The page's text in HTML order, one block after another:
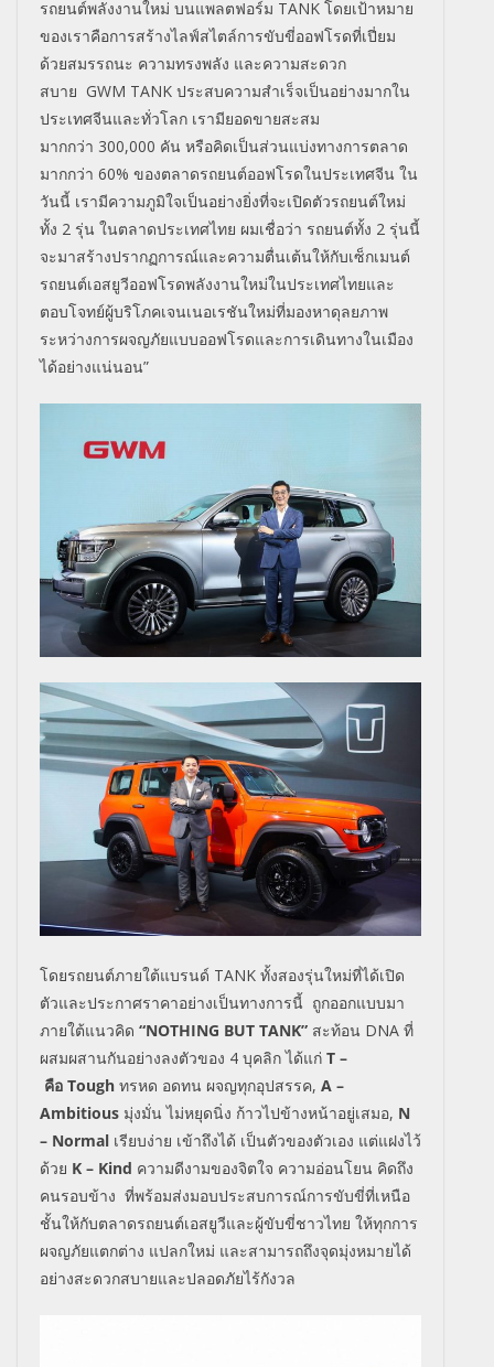
รถยนต์พลังงานใหม่ บนแพลตฟอร์ม TANK โดยเป้าหมาย
ของเราคือการสร้างไลฟ์สไตล์การขับขี่ออฟโรดที่เปี่ยม
ด้วยสมรรถนะ ความทรงพลัง และความสะดวก
สบาย GWM TANK ประสบความสำเร็จเป็นอย่างมากใน
ประเทศจีนและทั่วโลก เรามียอดขายสะสม
มากกว่า 300,000 คัน หรือคิดเป็นส่วนแบ่งทางการตลาด
มากกว่า 60% ของตลาดรถยนต์ออฟโรดในประเทศจีน ใน
วันนี้ เรามีความภูมิใจเป็นอย่างยิ่งที่จะเปิดตัวรถยนต์ใหม่
ทั้ง 2 รุ่น ในตลาดประเทศไทย ผมเชื่อว่า รถยนต์ทั้ง 2 รุ่นนี้
จะมาสร้างปรากฏการณ์และความตื่นเต้นให้กับเซ็กเมนต์
รถยนต์เอสยูวีออฟโรดพลังงานใหม่ในประเทศไทยและ
ตอบโจทย์ผู้บริโภคเจนเนอเรชันใหม่ที่มองหาดุลยภาพ
ระหว่างการผจญภัยแบบออฟโรดและการเดินทางในเมือง
ได้อย่างแน่นอน”
โดยรถยนต์ภายใต้แบรนด์ TANK ทั้งสองรุ่นใหม่ที่ได้เปิด
ตัวและประกาศราคาอย่างเป็นทางการนี้ ถูกออกแบบมา
ภายใต้แนวคิด “NOTHING BUT TANK” สะท้อน DNA ที่
ผสมผสานกันอย่างลงตัวของ 4 บุคลิก ได้แก่ T –
คือ Tough ทรหด อดทน ผจญทุกอุปสรรค, A –
Ambitious มุ่งมั่น ไม่หยุดนิ่ง ก้าวไปข้างหน้าอยู่เสมอ, N
– Normal เรียบง่าย เข้าถึงได้ เป็นตัวของตัวเอง แต่แฝงไว้
ด้วย K – Kind ความดีงามของจิตใจ ความอ่อนโยน คิดถึง
คนรอบข้าง ที่พร้อมส่งมอบประสบการณ์การขับขี่ที่เหนือ
ชั้นให้กับตลาดรถยนต์เอสยูวีและผู้ขับขี่ชาวไทย ให้ทุกการ
ผจญภัยแตกต่าง แปลกใหม่ และสามารถถึงจุดมุ่งหมายได้
อย่างสะดวกสบายและปลอดภัยไร้กังวล